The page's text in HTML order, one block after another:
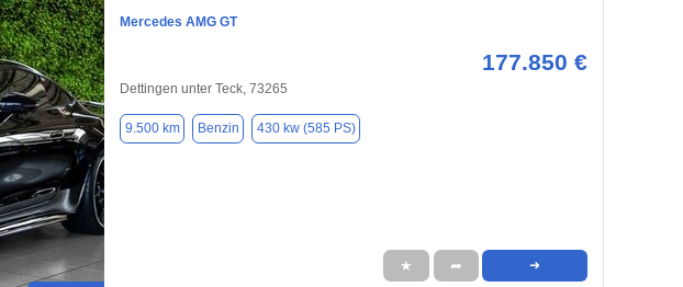
Mercedes AMG GT
177.850 €
Dettingen unter Teck, 73265
9.500 km Benzin 430 kw (585 PS)
★ ➦ ➜